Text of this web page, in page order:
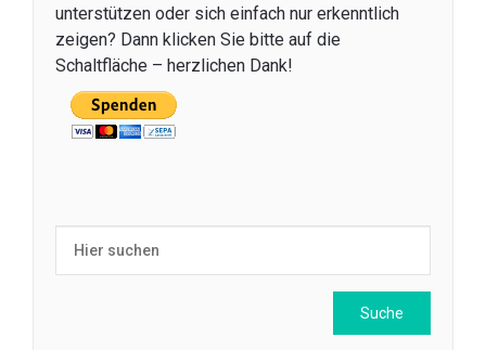
unterstützen oder sich einfach nur erkenntlich
zeigen? Dann klicken Sie bitte auf die
Schaltfläche – herzlichen Dank!